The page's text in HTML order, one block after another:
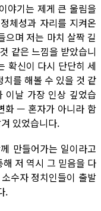
야기는 제게 큰 울림을
체성과 자리를 지켜온
으며 저는 마치 살짝 길
같은 느낌을 받았습니
확신이 다시 단단히 세
를 해볼 수 있을 것 같
이날 가장 인상 깊었습
화 — 혼자가 아니라 함
있었습니다.
만들어가는 일이라고
저 역시 그 믿음을 다
수자 정치인들이 출발
.